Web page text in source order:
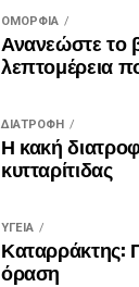
ΟΜΟΡΦΙΆ
Ανανεώστε το
λεπτομέρεια
ΔΙΑΤΡΟΦΉ
Η κακή
κυτταρίτιδας
ΥΓΕΊΑ
Καταρράκτης:
όραση